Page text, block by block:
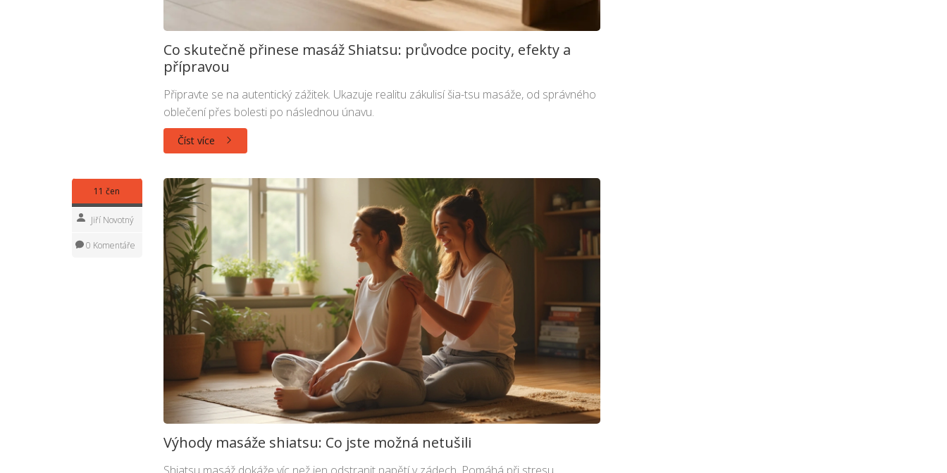
Co skutečně přinese masáž Shiatsu: průvodce pocity, efekty a
přípravou
Připravte se na autentický zážitek. Ukazuje realitu zákulisí šia-tsu masáže, od správného
oblečení přes bolesti po následnou únavu.
Číst více
11 čen
Jiří Novotný
0 Komentáře
Výhody masáže shiatsu: Co jste možná netušili